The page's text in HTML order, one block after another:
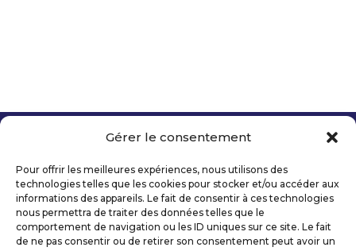
Gérer le consentement
Pour offrir les meilleures expériences, nous utilisons des
technologies telles que les cookies pour stocker et/ou accéder aux
informations des appareils. Le fait de consentir à ces technologies
nous permettra de traiter des données telles que le
comportement de navigation ou les ID uniques sur ce site. Le fait
de ne pas consentir ou de retirer son consentement peut avoir un
Mentions légales
Politique de confidentialité
Déclaration d’accessibilité numérique